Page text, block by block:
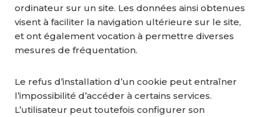
ordinateur sur un site. Les données ainsi obtenues
visent à faciliter la navigation ultérieure sur le site,
et ont également vocation à permettre diverses
mesures de fréquentation.
Le refus d’installation d’un cookie peut entraîner
l’impossibilité d’accéder à certains services.
L’utilisateur peut toutefois configurer son